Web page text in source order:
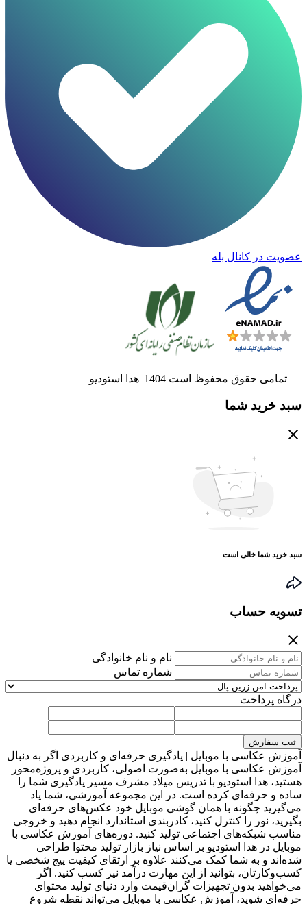
عضویت در کانال بله
تمامی حقوق محفوظ است 1404| هدا استودیو
سبد خرید شما
سبد خرید شما خالی است
تسویه حساب
نام و نام خانوادگی
شماره تماس
درگاه پرداخت
ثبت سفارش
آموزش عکاسی با موبایل | یادگیری حرفه‌ای و کاربردی اگر به دنبال
آموزش عکاسی با موبایل به‌صورت اصولی، کاربردی و پروژه‌محور
هستید، هدا استودیو با تدریس میلاد مشرف مسیر یادگیری شما را
ساده و حرفه‌ای کرده است. در این مجموعه آموزشی، شما یاد
می‌گیرید چگونه با همان گوشی موبایل خود عکس‌های حرفه‌ای
بگیرید، نور را کنترل کنید، کادربندی استاندارد انجام دهید و خروجی
مناسب شبکه‌های اجتماعی تولید کنید. دوره‌های آموزش عکاسی با
موبایل در هدا استودیو بر اساس نیاز بازار تولید محتوا طراحی
شده‌اند و به شما کمک می‌کنند علاوه بر ارتقای کیفیت پیج شخصی یا
کسب‌وکارتان، بتوانید از این مهارت درآمد نیز کسب کنید. اگر
می‌خواهید بدون تجهیزات گران‌قیمت وارد دنیای تولید محتوای
حرفه‌ای شوید، آموزش عکاسی با موبایل می‌تواند نقطه شروع